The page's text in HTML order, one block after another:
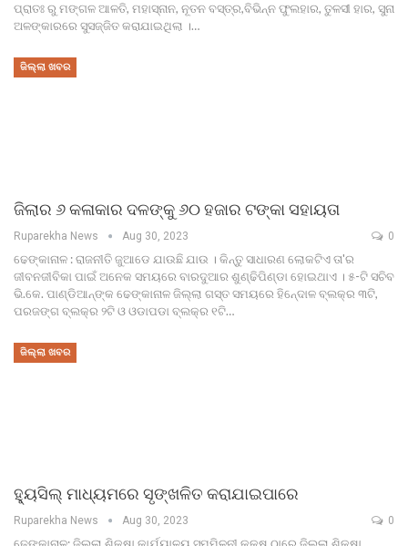
ପ୍ରାତଃ ରୁ ମଙ୍ଗଳ ଆଳତି, ମହାସ୍ନାନ, ନୂତନ ବସ୍ତ୍ର,ବିଭିନ୍ନ ଫୁଲହାର, ତୁଳସୀ ହାର, ସୁନା
ଅଳଙ୍କାରରେ ସୁସଜ୍ଜିତ କରାଯାଇଥିଲା ।…
ଜିଲ୍ଲା ଖବର
ଜିଲାର ୬ କଳାକାର ଦଳଙ୍କୁ ୬୦ ହଜାର ଟଙ୍କା ସହାୟତା
Ruparekha News Aug 30, 2023 0
ଢେଙ୍କାନାଳ : ରାଜନୀତି ଜୁଆଡେ ଯାଉଛି ଯାଉ । କିନ୍ତୁ ସାଧାରଣ ଲୋକଟିଏ ତା'ର
ଜୀବନଜୀବିକା ପାଇଁ ଅନେକ ସମୟରେ ବାରଦୁଆର ଶୁଣ୍ଢିପିଣ୍ଡା ହୋଇଥାଏ । ୫-ଟି ସଚିବ
ଭି.କେ. ପାଣ୍ଡିଆନ୍ଙ୍କ ଢେଙ୍କାନାଳ ଜିଲ୍ଲା ଗସ୍ତ ସମୟରେ ହିନେ୍ଦାଳ ବ୍ଲକ୍ର ୩ଟି,
ପରଜଙ୍ଗ ବ୍ଲକ୍ର ୨ଟି ଓ ଓଡାପଡା ବ୍ଲକ୍ର ୧ଟି…
ଜିଲ୍ଲା ଖବର
ହୁ୍ୟସିଲ୍ ମାଧ୍ୟମରେ ସୃଙ୍ଖଳିତ କରାଯାଇପାରେ
Ruparekha News Aug 30, 2023 0